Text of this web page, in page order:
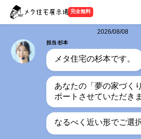
完全無料
2026/08/08
担当:杉本
メタ住宅の杉本です。
あなたの「夢の家づく
ポートさせていただき
なるべく近い形でご選